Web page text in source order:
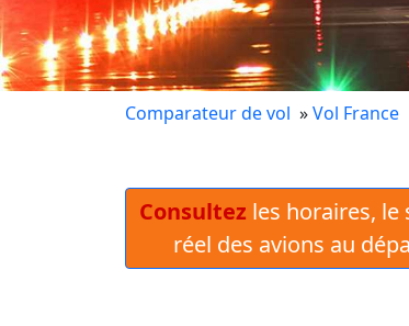
Comparateur de vol »Vol France
Consultez les horaires, le
réel des avions au